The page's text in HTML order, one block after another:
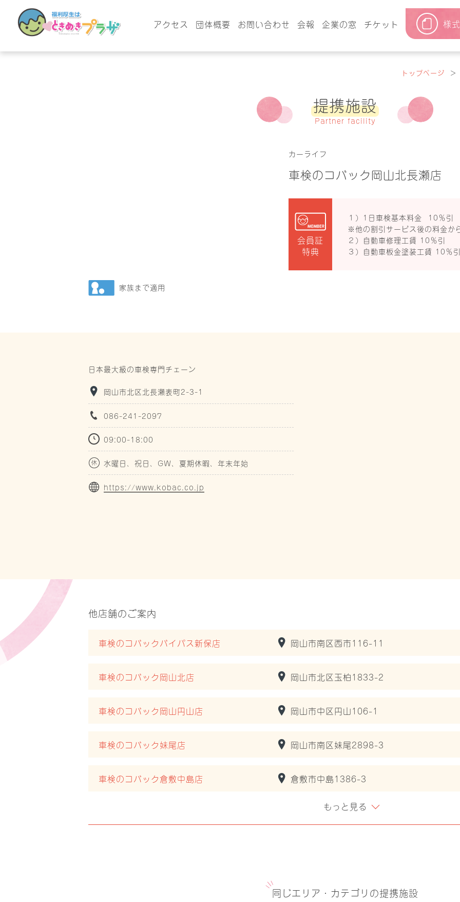
アクセス 団体概要 お問い合わせ 会報 企業の窓 チケット 様
トップページ ＞
提携施設
Partner facility
家族まで適用
カーライフ
車検のコバック岡山北長瀬店
会員証
特典
１）1日車検基本料金 10％引
※他の割引サービス後の料金か
２）自動車修理工賃 10％引
３）自動車板金塗装工賃 10％
日本最大級の車検専門チェーン
岡山市北区北長瀬表町2-3-1
086-241-2097
09:00-18:00
水曜日、祝日、GW、夏期休暇、年末年始
https://www.kobac.co.jp
他店舗のご案内
車検のコバックバイパス新保店 岡山市南区西市116-11
車検のコバック岡山北店 岡山市北区玉柏1833-2
車検のコバック岡山円山店 岡山市中区円山106-1
車検のコバック妹尾店 岡山市南区妹尾2898-3
車検のコバック倉敷中島店 倉敷市中島1386-3
もっと見る
同じエリア・カテゴリの提携施設